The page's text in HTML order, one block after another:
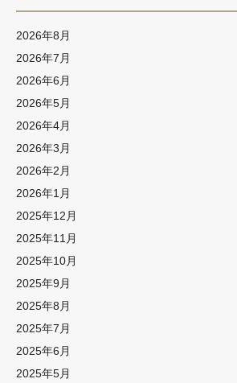
2026年8月
2026年7月
2026年6月
2026年5月
2026年4月
2026年3月
2026年2月
2026年1月
2025年12月
2025年11月
2025年10月
2025年9月
2025年8月
2025年7月
2025年6月
2025年5月